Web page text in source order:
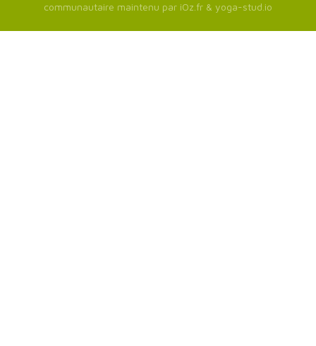
communautaire maintenu par iOz.fr & yoga-stud.io